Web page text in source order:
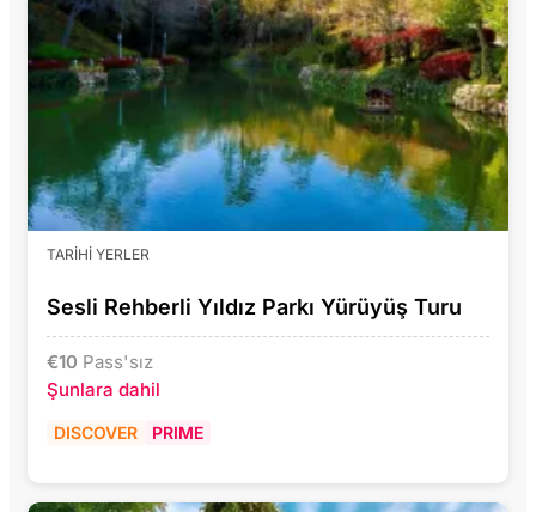
TARIHI YERLER
Sesli Rehberli Yıldız Parkı Yürüyüş Turu
€10 Pass'sız
Şunlara dahil
DISCOVER PRIME